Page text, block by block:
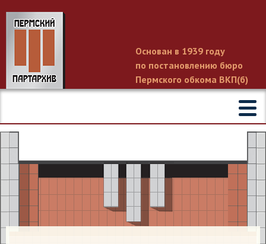
Основан в 1939 году
по постановлению бюро
Пермского обкома ВКП(б)